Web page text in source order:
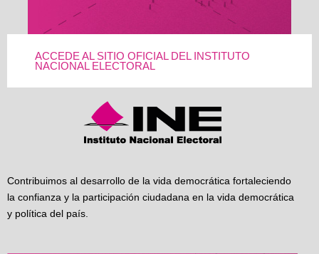
ACCEDE AL SITIO OFICIAL DEL INSTITUTO
NACIONAL ELECTORAL
Contribuimos al desarrollo de la vida democrática fortaleciendo
la confianza y la participación ciudadana en la vida democrática
y política del país.